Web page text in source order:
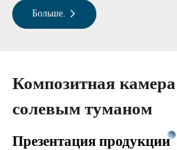
Больше.
Композитная
солевым туманом
Презентация продукции